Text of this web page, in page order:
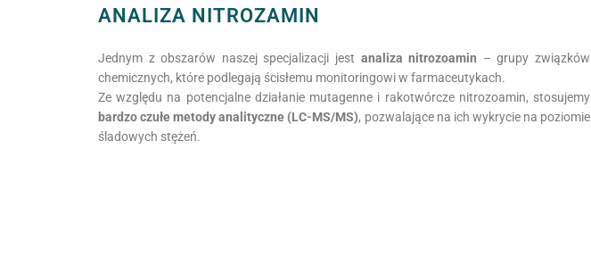
ANALIZA NITROZAMIN
Jednym z obszarów naszej specjalizacji jest analiza nitrozoamin – grupy związków
chemicznych, które podlegają ścisłemu monitoringowi w farmaceutykach.
Ze względu na potencjalne działanie mutagenne i rakotwórcze nitrozoamin, stosujemy
bardzo czułe metody analityczne (LC-MS/MS), pozwalające na ich wykrycie na poziomie
śladowych stężeń.